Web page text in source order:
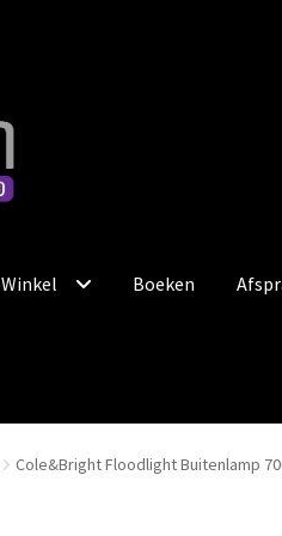
Winkel Boeken
Cole&Bright Floodlight Buitenlamp